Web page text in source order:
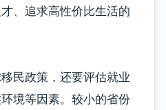
、追求高性价比生活的
民政策，还要评估就业
境等因素。较小的省份